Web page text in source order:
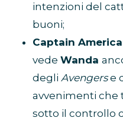
intenzioni del
buoni;
Captain
vede Wanda
degli Avengerse
avvenimenti che
sotto il controllo